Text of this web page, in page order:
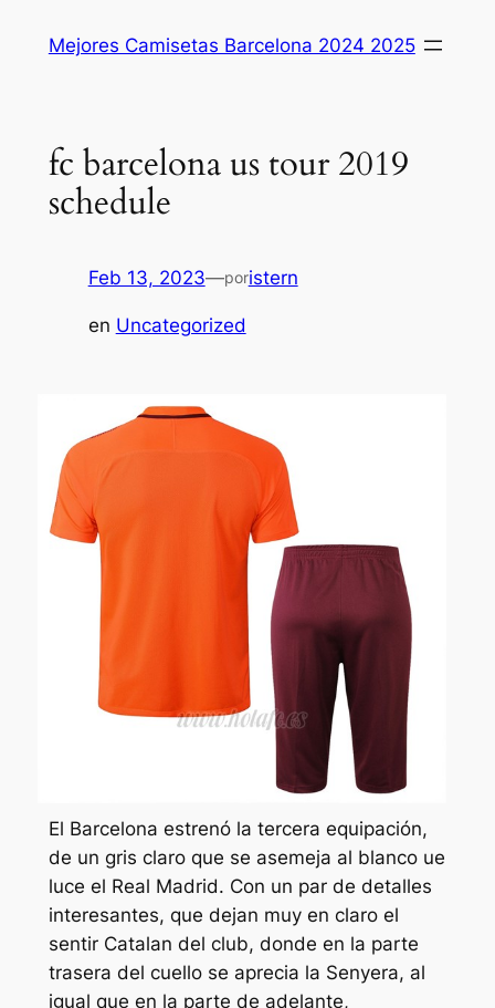
Mejores Camisetas Barcelona 2024 2025
fc barcelona us tour 2019
schedule
Feb 13, 2023—poristern
en Uncategorized
El Barcelona estrenó la tercera equipación,
de un gris claro que se asemeja al blanco ue
luce el Real Madrid. Con un par de detalles
interesantes, que dejan muy en claro el
sentir Catalan del club, donde en la parte
trasera del cuello se aprecia la Senyera, al
igual que en la parte de adelante,